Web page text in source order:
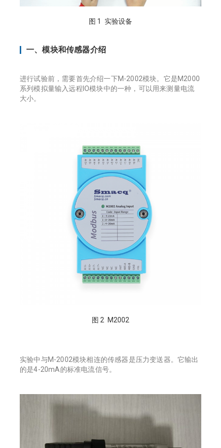
图 1 实验设备
一、模块和传感器介绍
进行试验前，需要首先介绍一下M-2002模块。它是M2000
系列模拟量输入远程IO模块中的一种，可以用来测量电流
大小。
图 2 M2002
实验中与M-2002模块相连的传感器是压力变送器。它输出
的是4-20mA的标准电流信号。